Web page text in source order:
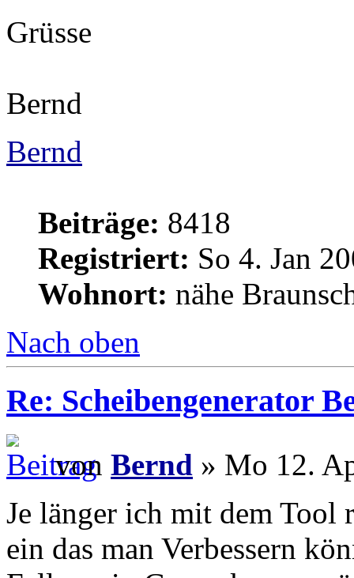
Grüsse
Bernd
Bernd
Beiträge: 8418
Registriert: So 4. Jan
Wohnort: nähe
Nach oben
Re: Scheibengenerator
von Bernd » Mo 12.
Je länger ich mit dem Tool
ein das man Verbessern